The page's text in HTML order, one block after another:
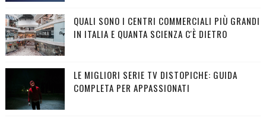
QUALI SONO I CENTRI COMMERCIALI PIÙ GRANDI
IN ITALIA E QUANTA SCIENZA C'È DIETRO
LE MIGLIORI SERIE TV DISTOPICHE: GUIDA
COMPLETA PER APPASSIONATI